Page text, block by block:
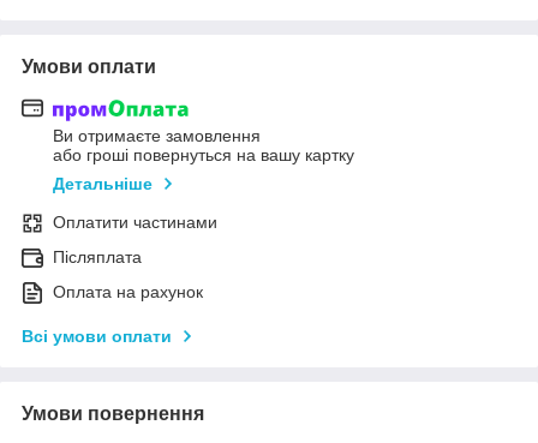
Умови оплати
Ви отримаєте замовлення
або гроші повернуться на вашу картку
Детальніше
Оплатити частинами
Післяплата
Оплата на рахунок
Всі умови оплати
Умови повернення